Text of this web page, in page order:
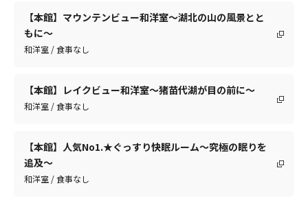
【本館】マウンテンビュー和洋室～湖北の山の風景とと
もに～
和洋室 / 食事なし
【本館】レイクビュー和洋室～猪苗代湖が目の前に～
和洋室 / 食事なし
【本館】人気No1.★ぐっすり快眠ルーム～究極の眠りを
追及～
和洋室 / 食事なし